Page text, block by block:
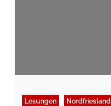
Lesungen Nordfriesland